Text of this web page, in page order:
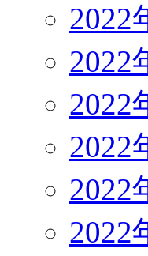
2022
2022
2022
2022
2022
2022